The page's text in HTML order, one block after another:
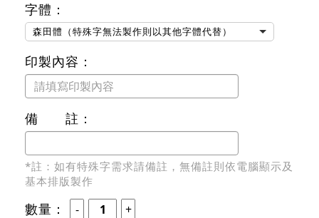
字體：
森田體（特殊字無法製作則以其他字體代替）
印製內容：
備 註：
*註：如有特殊字需求請備註，無備註則依電腦顯示及
基本排版製作
數量：